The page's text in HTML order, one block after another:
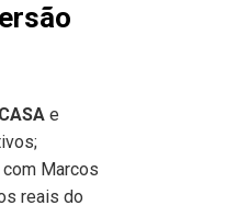
e
com Marcos
reais do